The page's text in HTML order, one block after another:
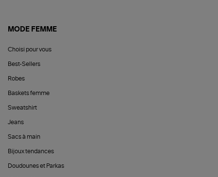
MODE FEMME
Choisi pour vous
Best-Sellers
Robes
Baskets femme
Sweatshirt
Jeans
Sacs à main
Bijoux tendances
Doudounes et Parkas